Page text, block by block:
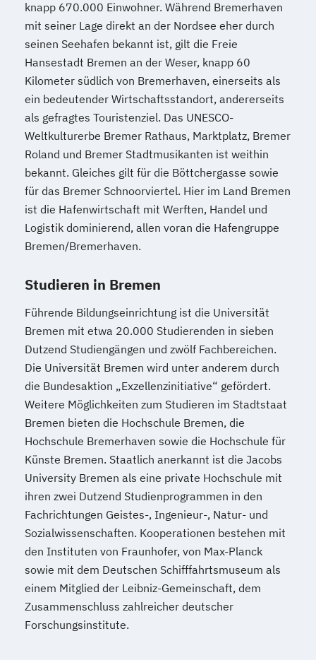
knapp 670.000 Einwohner. Während Bremerhaven
mit seiner Lage direkt an der Nordsee eher durch
seinen Seehafen bekannt ist, gilt die Freie
Hansestadt Bremen an der Weser, knapp 60
Kilometer südlich von Bremerhaven, einerseits als
ein bedeutender Wirtschaftsstandort, andererseits
als gefragtes Touristenziel. Das UNESCO-
Weltkulturerbe Bremer Rathaus, Marktplatz, Bremer
Roland und Bremer Stadtmusikanten ist weithin
bekannt. Gleiches gilt für die Böttchergasse sowie
für das Bremer Schnoorviertel. Hier im Land Bremen
ist die Hafenwirtschaft mit Werften, Handel und
Logistik dominierend, allen voran die Hafengruppe
Bremen/Bremerhaven.
Studieren in Bremen
Führende Bildungseinrichtung ist die Universität
Bremen mit etwa 20.000 Studierenden in sieben
Dutzend Studiengängen und zwölf Fachbereichen.
Die Universität Bremen wird unter anderem durch
die Bundesaktion „Exzellenzinitiative“ gefördert.
Weitere Möglichkeiten zum Studieren im Stadtstaat
Bremen bieten die Hochschule Bremen, die
Hochschule Bremerhaven sowie die Hochschule für
Künste Bremen. Staatlich anerkannt ist die Jacobs
University Bremen als eine private Hochschule mit
ihren zwei Dutzend Studienprogrammen in den
Fachrichtungen Geistes-, Ingenieur-, Natur- und
Sozialwissenschaften. Kooperationen bestehen mit
den Instituten von Fraunhofer, von Max-Planck
sowie mit dem Deutschen Schifffahrtsmuseum als
einem Mitglied der Leibniz-Gemeinschaft, dem
Zusammenschluss zahlreicher deutscher
Forschungsinstitute.